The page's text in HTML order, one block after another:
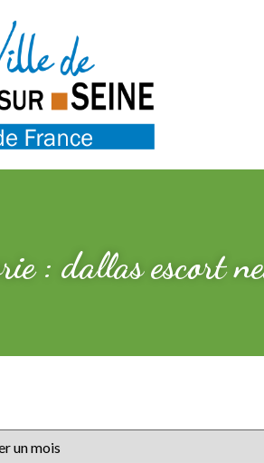
: dallas escort